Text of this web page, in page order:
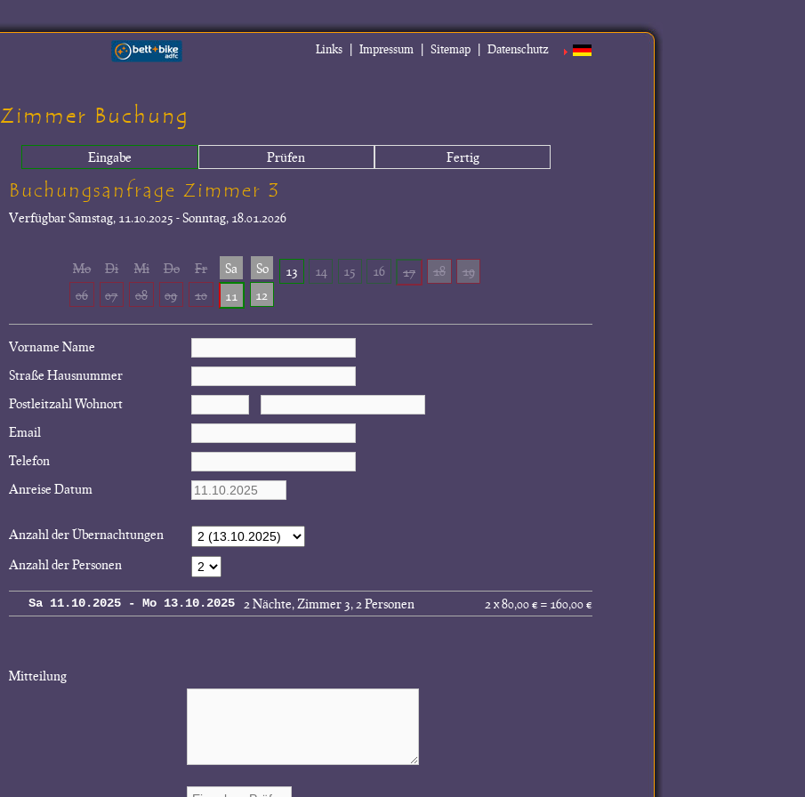
Links | Impressum | Sitemap | Datenschutz
Zimmer Buchung
Eingabe Prüfen Fertig
Buchungsanfrage Zimmer 3
VerfügbarSamstag, 11.10.2025 - Sonntag, 18.01.2026
Mo
06
Di
07
Mi
08
Do
09
Fr
10
Sa
11
So
12
13 14 15 16 17 18 19
Vorname Name
Straße Hausnummer
Postleitzahl Wohnort
Email
Telefon
Anreise Datum
Anzahl der Übernachtungen
Anzahl der Personen
2 Nächte, Zimmer 3, 2 Personen 2 x 80,00 € = 160,00 €
Sa 11.10.2025 - Mo 13.10.2025
(inkl.
Mitteilung